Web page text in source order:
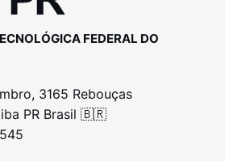
FEDERAL DO
3165 Rebouças
PR Brasil 🇧🇷